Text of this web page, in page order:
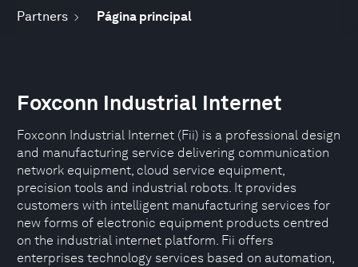
Partners Página principal
Foxconn Industrial Internet
Foxconn Industrial Internet (Fii) is a professional design
and manufacturing service delivering communication
network equipment, cloud service equipment,
precision tools and industrial robots. It provides
customers with intelligent manufacturing services for
new forms of electronic equipment products centred
on the industrial internet platform. Fii offers
enterprises technology services based on automation,